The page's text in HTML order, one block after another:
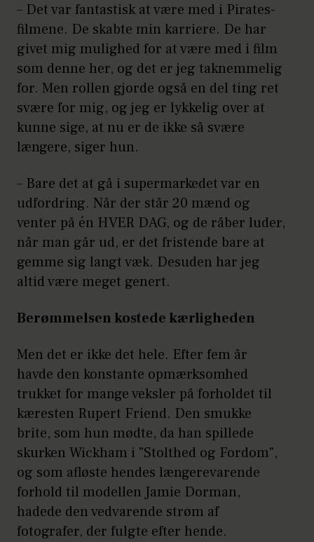
– Det var fantastisk at være med i Pirates-
filmene. De skabte min karriere. De har
givet mig mulighed for at være med i film
som denne her, og det er jeg taknemmelig
for. Men rollen gjorde også en del ting ret
svære for mig, og jeg er lykkelig over at
kunne sige, at nu er de ikke så svære
længere, siger hun.
– Bare det at gå i supermarkedet var en
udfordring. Når der står 20 mænd og
venter på én HVER DAG, og de råber luder,
når man går ud, er det fristende bare at
gemme sig langt væk. Desuden har jeg
altid være meget genert.
Berømmelsen kostede kærligheden
Men det er ikke det hele. Efter fem år
havde den konstante opmærksomhed
trukket for mange veksler på forholdet til
kæresten Rupert Friend. Den smukke
brite, som hun mødte, da han spillede
skurken Wickham i "Stolthed og Fordom",
og som afløste hendes længerevarende
forhold til modellen Jamie Dorman,
hadede den vedvarende strøm af
fotografer, der fulgte efter hende.